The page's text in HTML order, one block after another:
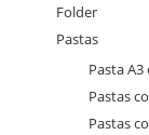
Folder
Pastas
Pasta A3
Pastas
Pastas